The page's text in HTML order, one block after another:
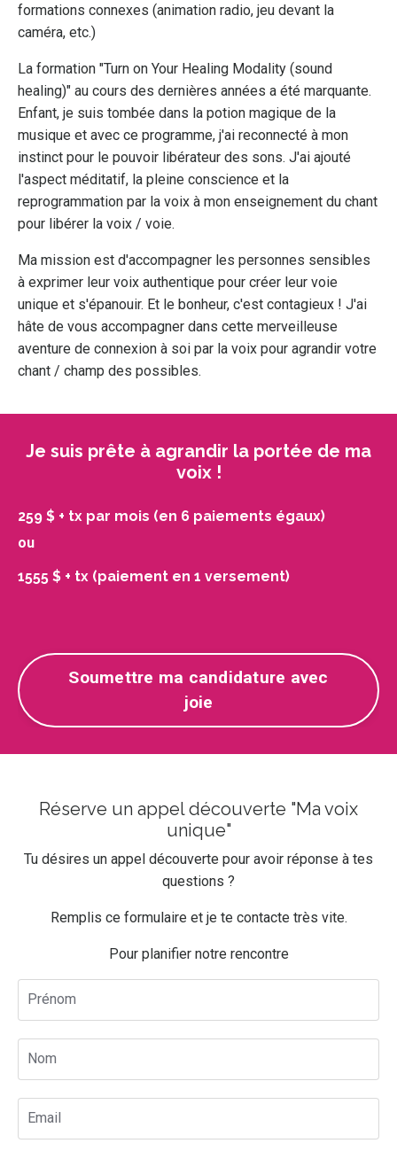
formations connexes (animation radio, jeu devant la
caméra, etc.)
La formation "Turn on Your Healing Modality (sound
healing)" au cours des dernières années a été marquante.
Enfant, je suis tombée dans la potion magique de la
musique et avec ce programme, j'ai reconnecté à mon
instinct pour le pouvoir libérateur des sons. J'ai ajouté
l'aspect méditatif, la pleine conscience et la
reprogrammation par la voix à mon enseignement du chant
pour libérer la voix / voie.
Ma mission est d'accompagner les personnes sensibles
à exprimer leur voix authentique pour créer leur voie
unique et s'épanouir. Et le bonheur, c'est contagieux ! J'ai
hâte de vous accompagner dans cette merveilleuse
aventure de connexion à soi par la voix pour agrandir votre
chant / champ des possibles.
Je suis prête à agrandir la portée de ma
voix !
259 $ + tx par mois (en 6 paiements égaux)
ou
1555 $ + tx (paiement en 1 versement)
Soumettre ma candidature avec
joie
Réserve un appel découverte "Ma voix
unique"
Tu désires un appel découverte pour avoir réponse à tes
questions ?
Remplis ce formulaire et je te contacte très vite.
Pour planifier notre rencontre